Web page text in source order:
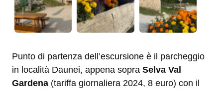
Punto di partenza dell’escursione è il parcheggio
in località Daunei, appena sopra Selva Val
Gardena (tariffa giornaliera 2024, 8 euro) con il